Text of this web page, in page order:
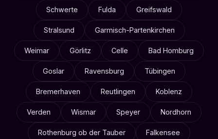
Schwerte Fulda Greifswald
Stralsund Garmisch-Partenkirchen
Weimar Görlitz Celle Bad Homburg
Goslar Ravensburg Tübingen
Bremerhaven Reutlingen Koblenz
Verden Wismar Speyer Nordhorn
Rothenburg ob der Tauber Falkensee